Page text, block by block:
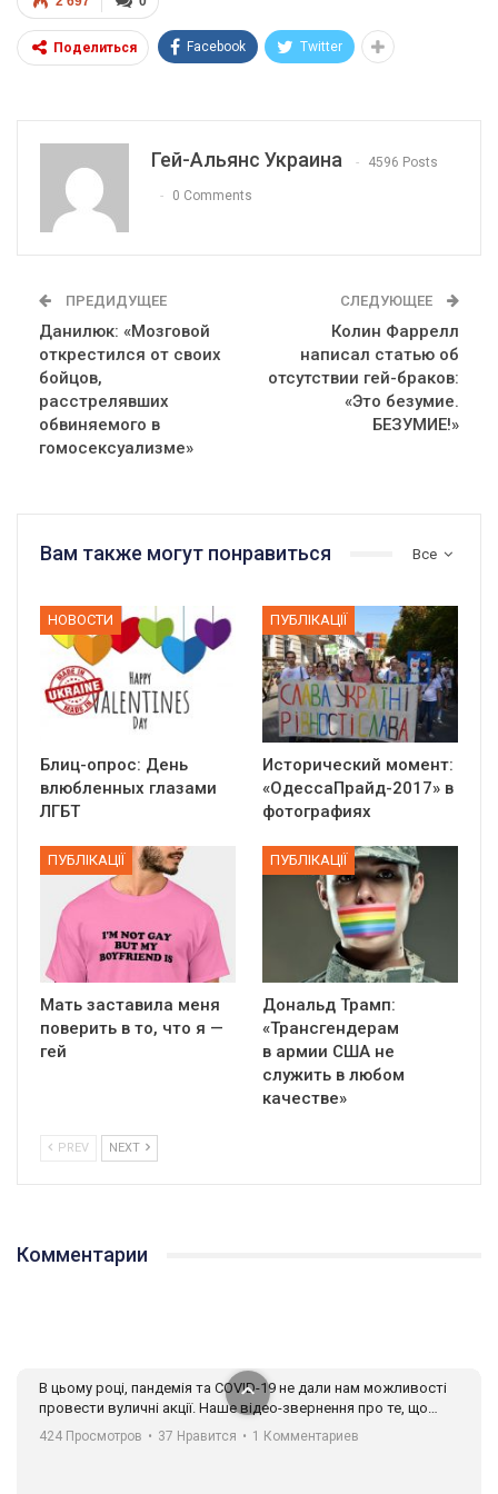
Поделиться Facebook Twitter
Гей-Альянс Украина 4596 Posts
0 Comments
ПРЕДИДУЩЕЕ
Данилюк: «Мозговой
открестился от своих
бойцов,
расстрелявших
обвиняемого в
гомосексуализме»
СЛЕДУЮЩЕЕ
Колин Фаррелл
написал статью об
отсутствии гей-браков:
«Это безумие.
БЕЗУМИЕ!»
Все
Вам также могут понравиться
НОВОСТИ
Блиц-опрос: День
влюбленных глазами
ЛГБТ
ПУБЛІКАЦІЇ
Исторический момент:
«ОдессаПрайд-2017» в
фотографиях
ПУБЛІКАЦІЇ
Мать заставила меня
поверить в то, что я —
гей
ПУБЛІКАЦІЇ
Дональд Трамп:
«Трансгендерам
в армии США не
служить в любом
качестве»
PREV NEXT
Комментарии
5/17/2020
ГАУ є в 16 областях України.
Разом наш голос лунає гучніше!